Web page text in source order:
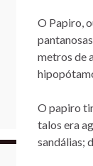
O Papiro,
metros de
O papiro
talos era
sandálias;